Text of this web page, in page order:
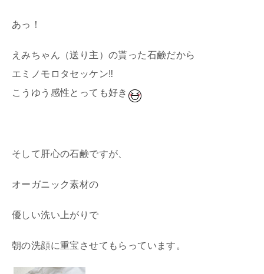
あっ！
えみちゃん（送り主）の貰った石鹸だから
エミノモロタセッケン‼
こうゆう感性とっても好き
そして肝心の石鹸ですが、
オーガニック素材の
優しい洗い上がりで
朝の洗顔に重宝させてもらっています。